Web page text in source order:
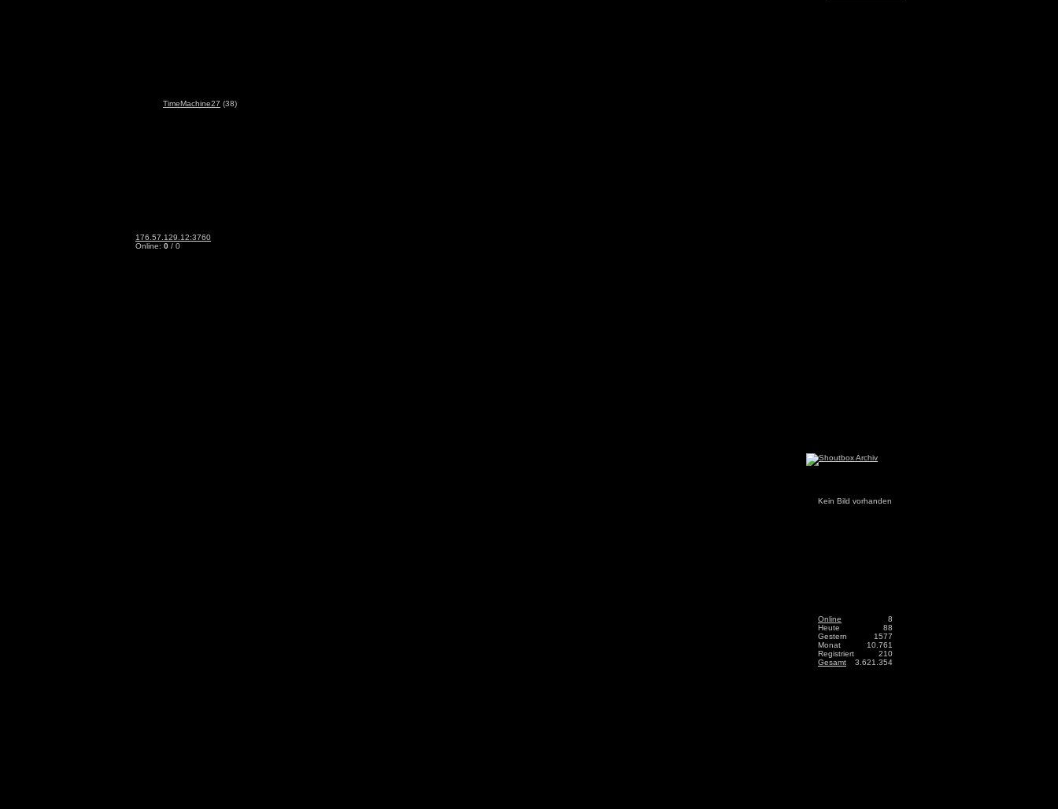
TimeMachine27 (38)
176.57.129.12:3760
Online: 0 / 0
Kein Bild vorhanden
8
Online
88
Heute
1577
Gestern
10.761
Monat
210
Registriert
3.621.354
Gesamt